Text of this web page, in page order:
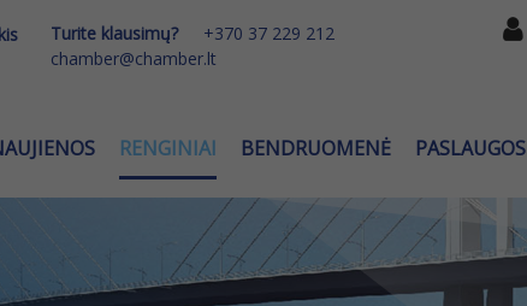
Turite klausimų?
+370 37 229 212
chamber@chamber.lt
RENGINIAI BENDRUOMENĖ PASLAUGOS